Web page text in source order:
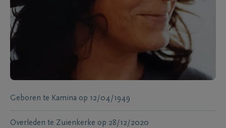
Geboren te Kamina op 12/04/1949
Overleden te Zuienkerke op 28/12/2020